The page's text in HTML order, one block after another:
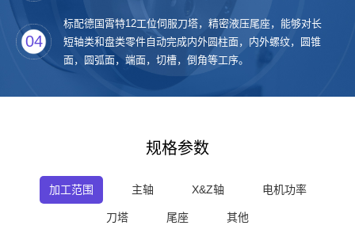
04
标配德国霄特12工位伺服刀塔，精密液压尾座，能够对长
短轴类和盘类零件自动完成内外圆柱面，内外螺纹，圆锥
面，圆弧面，端面，切槽，倒角等工序。
规格参数
加工范围 主轴 X&Z轴 电机功率
刀塔 尾座 其他